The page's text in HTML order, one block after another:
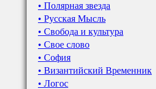
• Полярная звезда
• Русская Мысль
• Свобода и культура
• Свое слово
• София
• Византийский Временник
• Логос